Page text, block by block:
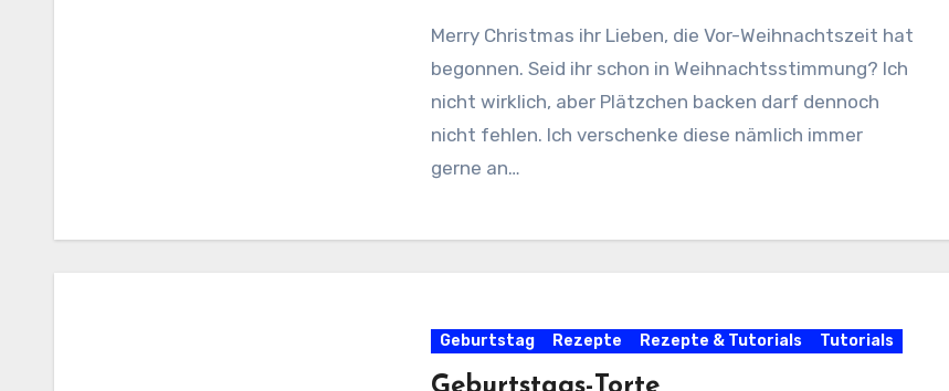
Merry Christmas ihr Lieben, die Vor-Weihnachtszeit hat
begonnen. Seid ihr schon in Weihnachtsstimmung? Ich
nicht wirklich, aber Plätzchen backen darf dennoch
nicht fehlen. Ich verschenke diese nämlich immer
gerne an…
Geburtstag Rezepte Rezepte & Tutorials Tutorials